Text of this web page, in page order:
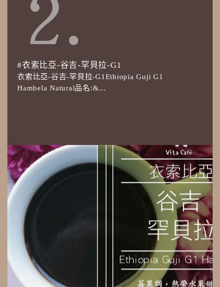
#衣索比亞-谷吉-罕貝拉-G1
衣索比亞-谷吉-罕貝拉-G1Ethiopia Guji G1
Hambela Natural品名:&...